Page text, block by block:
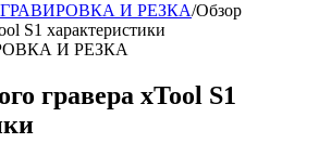
И РЕЗКА/Обзор
S1 характеристики
И РЕЗКА
гравера xTool S1